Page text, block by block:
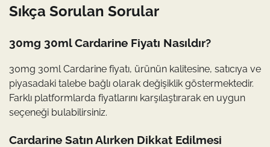
Sıkça Sorulan Sorular
30mg 30ml Cardarine Fiyatı Nasıldır?
30mg 30ml Cardarine fiyatı, ürünün kalitesine, satıcıya ve
piyasadaki talebe bağlı olarak değişiklik göstermektedir.
Farklı platformlarda fiyatlarını karşılaştırarak en uygun
seçeneği bulabilirsiniz.
Cardarine Satın Alırken Dikkat Edilmesi